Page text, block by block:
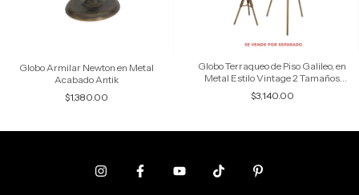
Globo Armilar Newton en Metal
Acabado Antik
$1,380.00
Globo Terraqueo de Piso Galileo, en
Metal Estilo Vintage 2 Tamaños
Disponibles
$3,140.00